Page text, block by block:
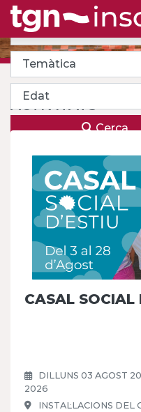
Cerca
ACTIVITATS
CASAL
DILLUNS 03 AGOST
2026
INSTAL·LACIONS DEL